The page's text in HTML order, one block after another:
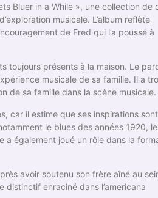
Bluer in a While », une collection de
musicale. L’album reflète
de Fred qui l’a poussé à
toujours présents à la maison. Le
musicale de sa famille. Il a
de sa famille dans la scène musicale.
car il estime que ses inspirations
le blues des années 1920,
a également joué un rôle dans la
avoir soutenu son frère aîné au
distinctif enraciné dans l’americana